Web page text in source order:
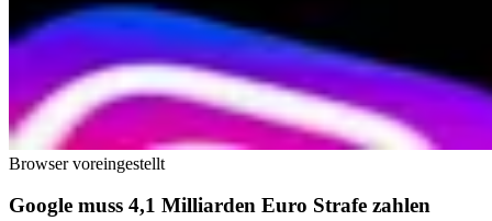
Browser voreingestellt
Google muss 4,1 Milliarden Euro Strafe zahlen